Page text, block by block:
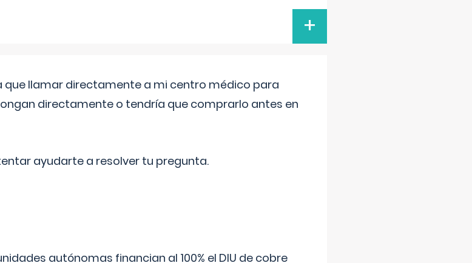
+
que llamar directamente a mi centro médico para
directamente o tendría que comprarlo antes en
ayudarte a resolver tu pregunta.
autónomas financian al 100% el DIU de cobre